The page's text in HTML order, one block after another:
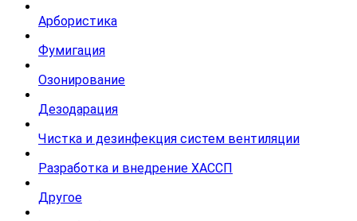
Арбористика
Фумигация
Озонирование
Дезодарация
Чистка и дезинфекция систем вентиляции
Разработка и внедрение ХАССП
Другое